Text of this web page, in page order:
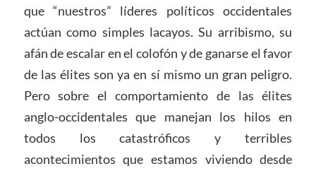
que “nuestros” líderes políticos occidentales
actúan como simples lacayos. Su arribismo, su
afán de escalar en el colofón y de ganarse el favor
de las élites son ya en sí mismo un gran peligro.
Pero sobre el comportamiento de las élites
anglo-occidentales que manejan los hilos en
todos los catastróficos y terribles
acontecimientos que estamos viviendo desde